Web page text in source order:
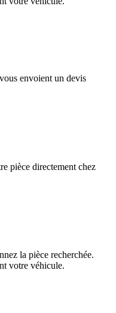
envoient un devis
pièce directement chez
la pièce recherchée.
votre véhicule.